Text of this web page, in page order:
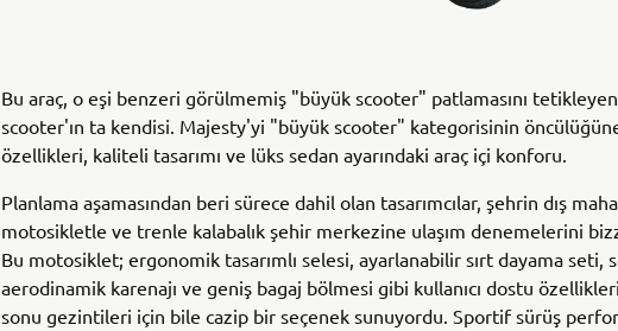
Bu araç, o eşi benzeri görülmemiş "büyük scooter" patlamasını
scooter'ın ta kendisi. Majesty'yi "büyük scooter" kategorisinin
özellikleri, kaliteli tasarımı ve lüks sedan ayarındaki araç içi konforu.
Planlama aşamasından beri sürece dahil olan tasarımcılar, şehrin dış
motosikletle ve trenle kalabalık şehir merkezine ulaşım denemelerini
Bu motosiklet; ergonomik tasarımlı selesi, ayarlanabilir sırt dayama seti,
aerodinamik karenajı ve geniş bagaj bölmesi gibi kullanıcı dostu
sonu gezintileri için bile cazip bir seçenek sunuyordu. Sportif sürüş